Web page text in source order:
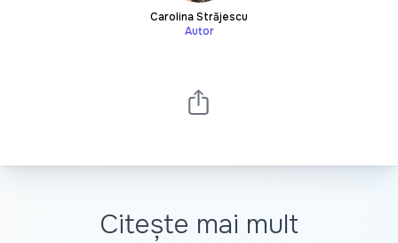
Carolina Străjescu
Autor
Citește mai mult